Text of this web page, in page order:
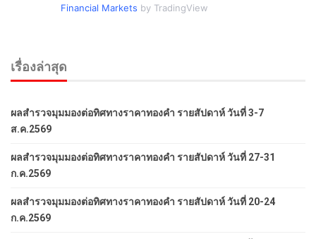
Financial Markets by TradingView
เรื่องล่าสุด
ผลสำรวจมุมมองต่อทิศทางราคาทองคำ รายสัปดาห์ วันที่ 3-7
ส.ค.2569
ผลสำรวจมุมมองต่อทิศทางราคาทองคำ รายสัปดาห์ วันที่ 27-31
ก.ค.2569
ผลสำรวจมุมมองต่อทิศทางราคาทองคำ รายสัปดาห์ วันที่ 20-24
ก.ค.2569